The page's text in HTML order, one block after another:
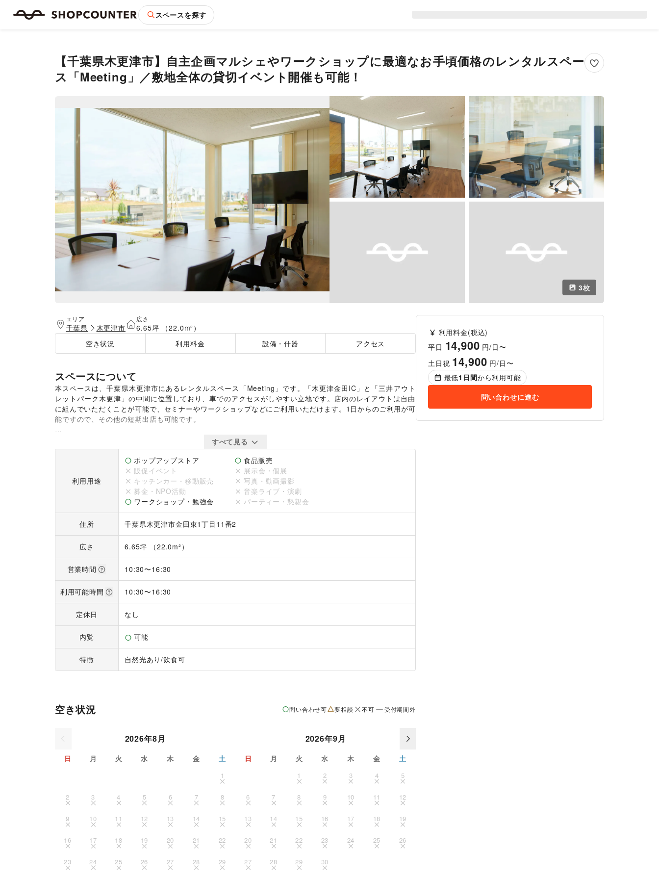
スペースを探す
【千葉県木更津市】自主企画マルシェやワークショップに最適なお手頃価格のレンタルスペー
ス「Meeting」／敷地全体の貸切イベント開催も可能！
3枚
エリア
千葉県 木更津市
広さ
6.65坪 （22.0m²）
空き状況
利用料金 設備・什器 アクセス
スペースについて
本スペースは、千葉県木更津市にあるレンタルスペース「Meeting」です。「木更津金田IC」と「三井アウト
レットパーク木更津」の中間に位置しており、車でのアクセスがしやすい立地です。店内のレイアウトは自由
に組んでいただくことが可能で、セミナーやワークショップなどにご利用いただけます。1日からのご利用が可
能ですので、その他の短期出店も可能です。
また、敷地内には貸出可能な建物が複数あり、敷地全体を貸し切って自主企画マルシェなどのイベント開催も
可能です。キッチンカーの乗り入れにも対応しており、飲食を含めた賑やかなイベントにもご活用いただけま
す。敷地内の他スペースについては、ページ下部の「オーナーの他スペース」をご確認ください。
すべて見る
利用用途
ポップアップストア
食品販売
販促イベント
展示会・個展
キッチンカー・移動販売
写真・動画撮影
募金・NPO活動
音楽ライブ・演劇
ワークショップ・勉強会
パーティー・懇親会
住所 千葉県木更津市金田東1丁目11番2
広さ 6.65坪 （22.0m²）
営業時間 10:30〜16:30
利用可能時間 10:30〜16:30
定休日 なし
内覧 可能
特徴 自然光あり/飲食可
空き状況 問い合わせ可 要相談 不可 受付期間外
2026年8月
日 月 火 水 木 金 土
1
2 3 4 5 6 7 8
9 10 11 12 13 14 15
16 17 18 19 20 21 22
23 24 25 26 27 28 29
2026年9月
日 月 火 水 木 金 土
1 2 3 4 5
6 7 8 9 10 11 12
13 14 15 16 17 18 19
20 21 22 23 24 25 26
27 28 29 30
利用料金(税込)
平日 14,900 円/日〜
土日祝 14,900 円/日〜
最低1 日間から利用可能
問い合わせに進む